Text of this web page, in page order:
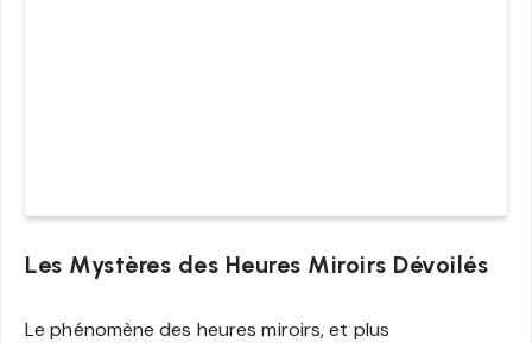
Les Mystères des Heures Miroirs Dévoilés
Le phénomène des heures miroirs, et plus